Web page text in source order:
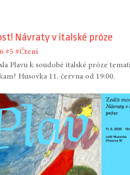
Návraty v italské próze
#5 #Čtení
Plavu k soudobé italské próze
Husovka 11. června od 19:00.